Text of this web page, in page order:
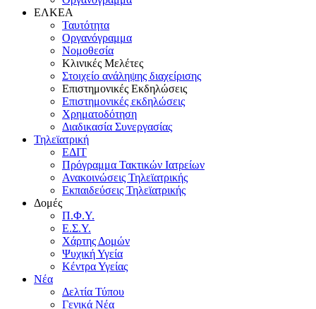
ΕΛΚΕΑ
Ταυτότητα
Οργανόγραμμα
Νομοθεσία
Κλινικές Μελέτες
Στοιχείο ανάληψης διαχείρισης
Επιστημονικές Εκδηλώσεις
Επιστημονικές εκδηλώσεις
Χρηματοδότηση
Διαδικασία Συνεργασίας
Τηλεϊατρική
ΕΔΙΤ
Πρόγραμμα Τακτικών Ιατρείων
Ανακοινώσεις Τηλεϊατρικής
Εκπαιδεύσεις Τηλεϊατρικής
Δομές
Π.Φ.Υ.
Ε.Σ.Υ.
Χάρτης Δομών
Ψυχική Υγεία
Κέντρα Υγείας
Νέα
Δελτία Τύπου
Γενικά Νέα